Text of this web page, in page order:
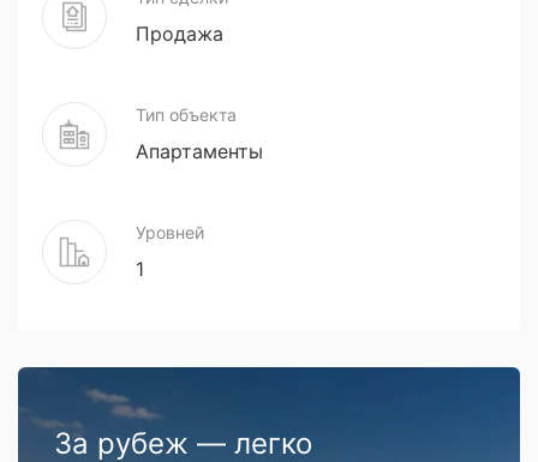
Продажа
Тип объекта
Апартаменты
Уровней
1
За рубеж — легко